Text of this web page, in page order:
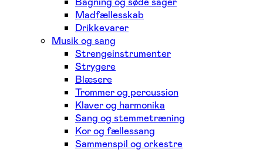
Madfællesskab
Drikkevarer
Musik og sang
Strengeinstrumenter
Strygere
Blæsere
Trommer og percussion
Klaver og harmonika
Sang og stemmetræning
Kor og fællessang
Sammenspil og orkestre